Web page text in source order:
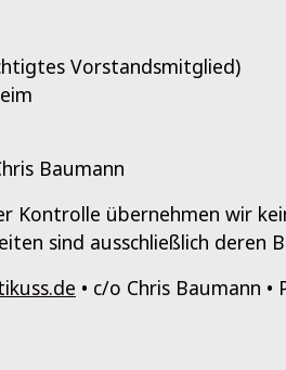
Vorstandsmitglied)
Baumann
Kontrolle übernehmen wir
sind ausschließlich deren
• c/o Chris Baumann •